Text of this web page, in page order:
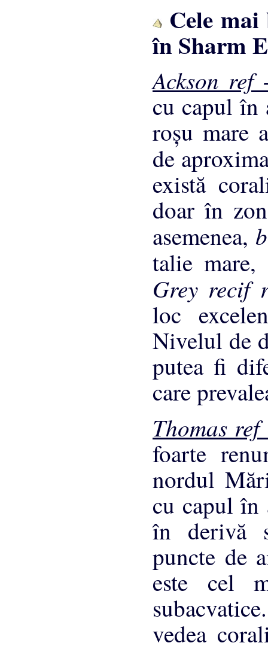
Cele
în Sharm
Ackson
cu capul în
roşu mare
de
există
doar în
asemenea,
talie
Grey recif
loc
Nivelul de
putea fi
care
Thomas
foarte
nordul
cu capul în
în derivă
puncte de
este cel
vedea